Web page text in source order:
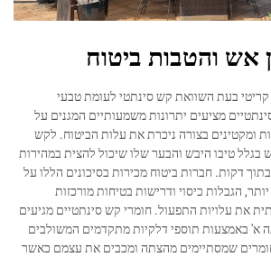
אש והטבות ביטוח
בעת השוואת קש סינתטי לעומת טבעי
מציעים יתרונות משמעותיים המגנים על
ומקטינים בצורה ניכרת את עלות הביטוח. לקש
בגלל טיבו היבש והבער שלו שיכול להצית במהירות
דקות. חברות ביטוח מכירות בסיכונים הללו על
הגבלות כיסוי ודרישות בטיחות מורכזות
את עלויות התפעול. חומרי קש סינתטיים מגיעים
א' באמצעות תוספי דלקיות מתקדמים המשולבים
חומרים שמסתיימים מהצתה ומכבים את עצמם כאשר